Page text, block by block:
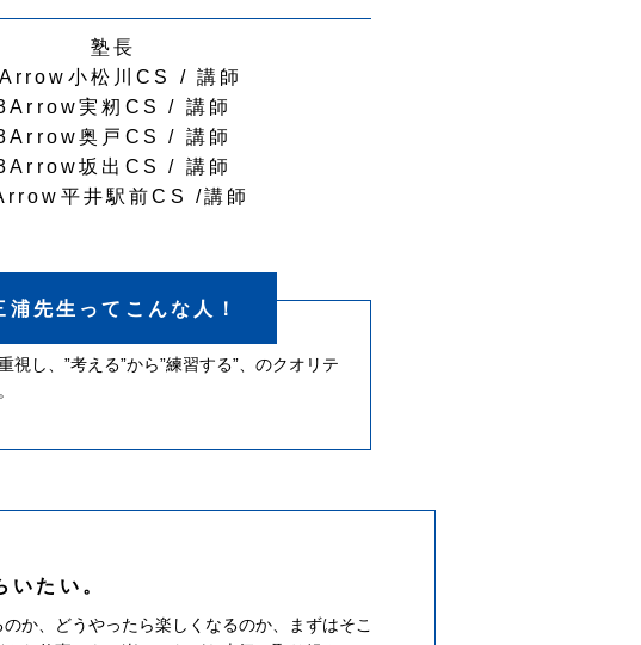
塾長
小松川CS /講師
実籾CS / 講師
奥戸CS / 講師
坂出CS / 講師
平井駅前CS /講師
浦先生ってこんな人！
視し、”考える”から”練習する”、のクオリテ
たい。
か、どうやったら楽しくなるのか、まずはそこ